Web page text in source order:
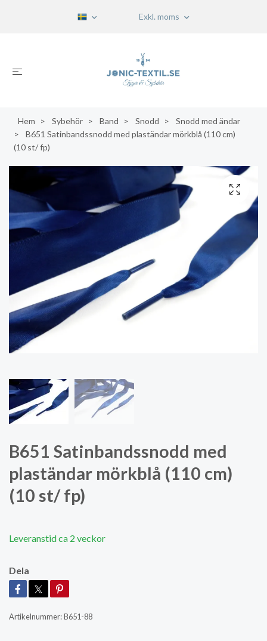
Exkl. moms
Hem Sybehör Band Snodd
Snodd med ändar
B651 Satinbandssnodd med plaständar mörkblå (110 cm)
(10 st/ fp)
B651 Satinbandssnodd med
plaständar mörkblå (110 cm)
(10 st/ fp)
Leveranstid ca 2 veckor
Dela
Artikelnummer:B651-88